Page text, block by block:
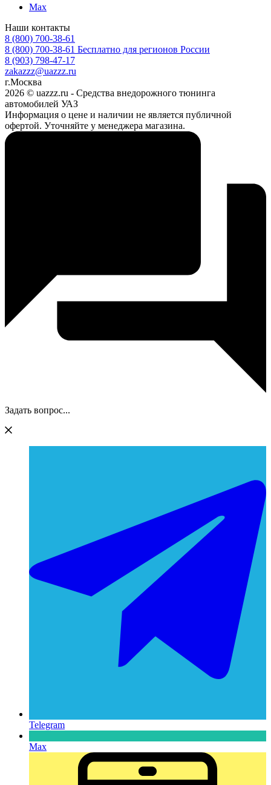
Max
Наши контакты
8 (800) 700-38-61
8 (800) 700-38-61 Бесплатно для регионов России
8 (903) 798-47-17
zakazzz@uazzz.ru
г.Москва
2026 © uazzz.ru - Средства внедорожного тюнинга
автомобилей УАЗ
Информация о цене и наличии не является публичной
офертой. Уточняйте у менеджера магазина.
Задать вопрос...
Telegram
Max